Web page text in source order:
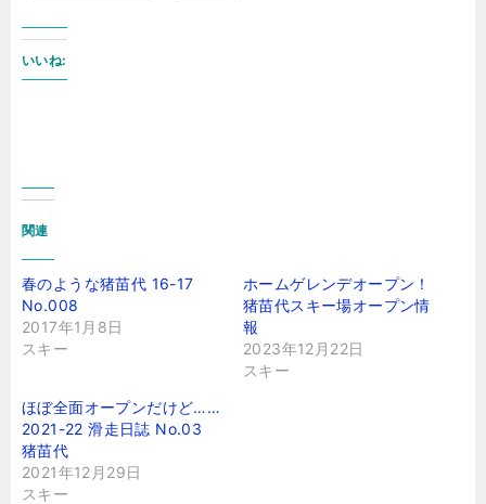
いいね:
関連
春のような猪苗代 16-17
No.008
2017年1月8日
スキー
ホームゲレンデオープン！
猪苗代スキー場オープン情
報
2023年12月22日
スキー
ほぼ全面オープンだけど……
2021-22 滑走日誌 No.03
猪苗代
2021年12月29日
スキー